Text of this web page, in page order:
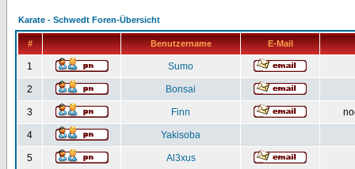
Karate - Schwedt Foren-Übersicht
# Benutzername E-Mail
1 Sumo
2 Bonsai
3 Finn
4 Yakisoba
5 Al3xus